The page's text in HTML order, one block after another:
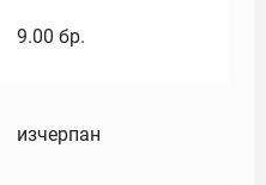
9.00 бр.
изчерпан